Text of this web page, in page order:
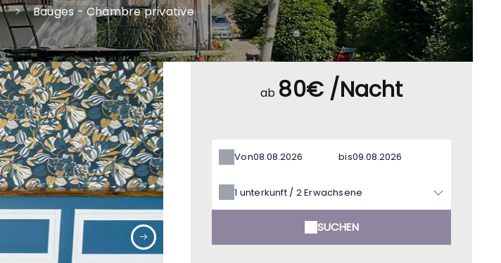
Bauges - Chambre privative
ab 80€ /Nacht
Von bis
1 unterkunft / 2Erwachsene
SUCHEN